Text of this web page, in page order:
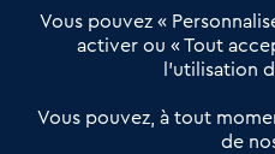
Réseau 3C : un partenaire
Petitscommerces : Un
proximité et des territoires
Vous pouvez «
activer ou « Tout
l’utilisation
Vous pouvez, à tout
de